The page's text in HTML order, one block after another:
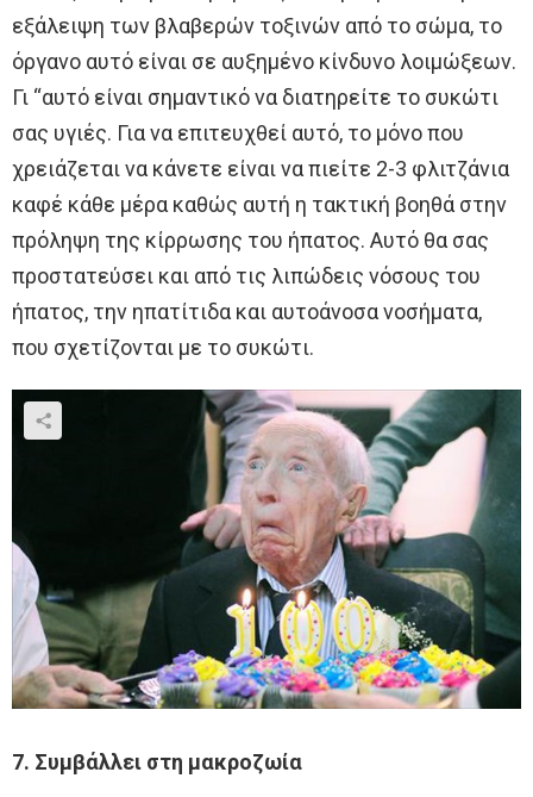
εξάλειψη των βλαβερών τοξινών από το σώμα, το
όργανο αυτό είναι σε αυξημένο κίνδυνο λοιμώξεων.
Γι “αυτό είναι σημαντικό να διατηρείτε το συκώτι
σας υγιές. Για να επιτευχθεί αυτό, το μόνο που
χρειάζεται να κάνετε είναι να πιείτε 2-3 φλιτζάνια
καφέ κάθε μέρα καθώς αυτή η τακτική βοηθά στην
πρόληψη της κίρρωσης του ήπατος. Αυτό θα σας
προστατεύσει και από τις λιπώδεις νόσους του
ήπατος, την ηπατίτιδα και αυτοάνοσα νοσήματα,
που σχετίζονται με το συκώτι.
7. Συμβάλλει στη μακροζωία